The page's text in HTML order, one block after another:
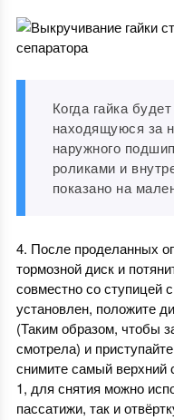
Когда гайка
находящуюся за
наружного
роликами и
показано на
4. После проделанных
тормозной диск и
совместно со ступицей
установлен, положите
(Таким образом, чтобы
смотрела) и
снимите самый верхний
1, для снятия можно
пассатижи, так и